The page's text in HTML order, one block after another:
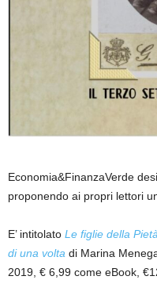
Economia&FinanzaVerde
proponendo ai propri lettori
E’ intitolato Le figlie della
di una volta di Marina
2019, € 6,99 come eBook,